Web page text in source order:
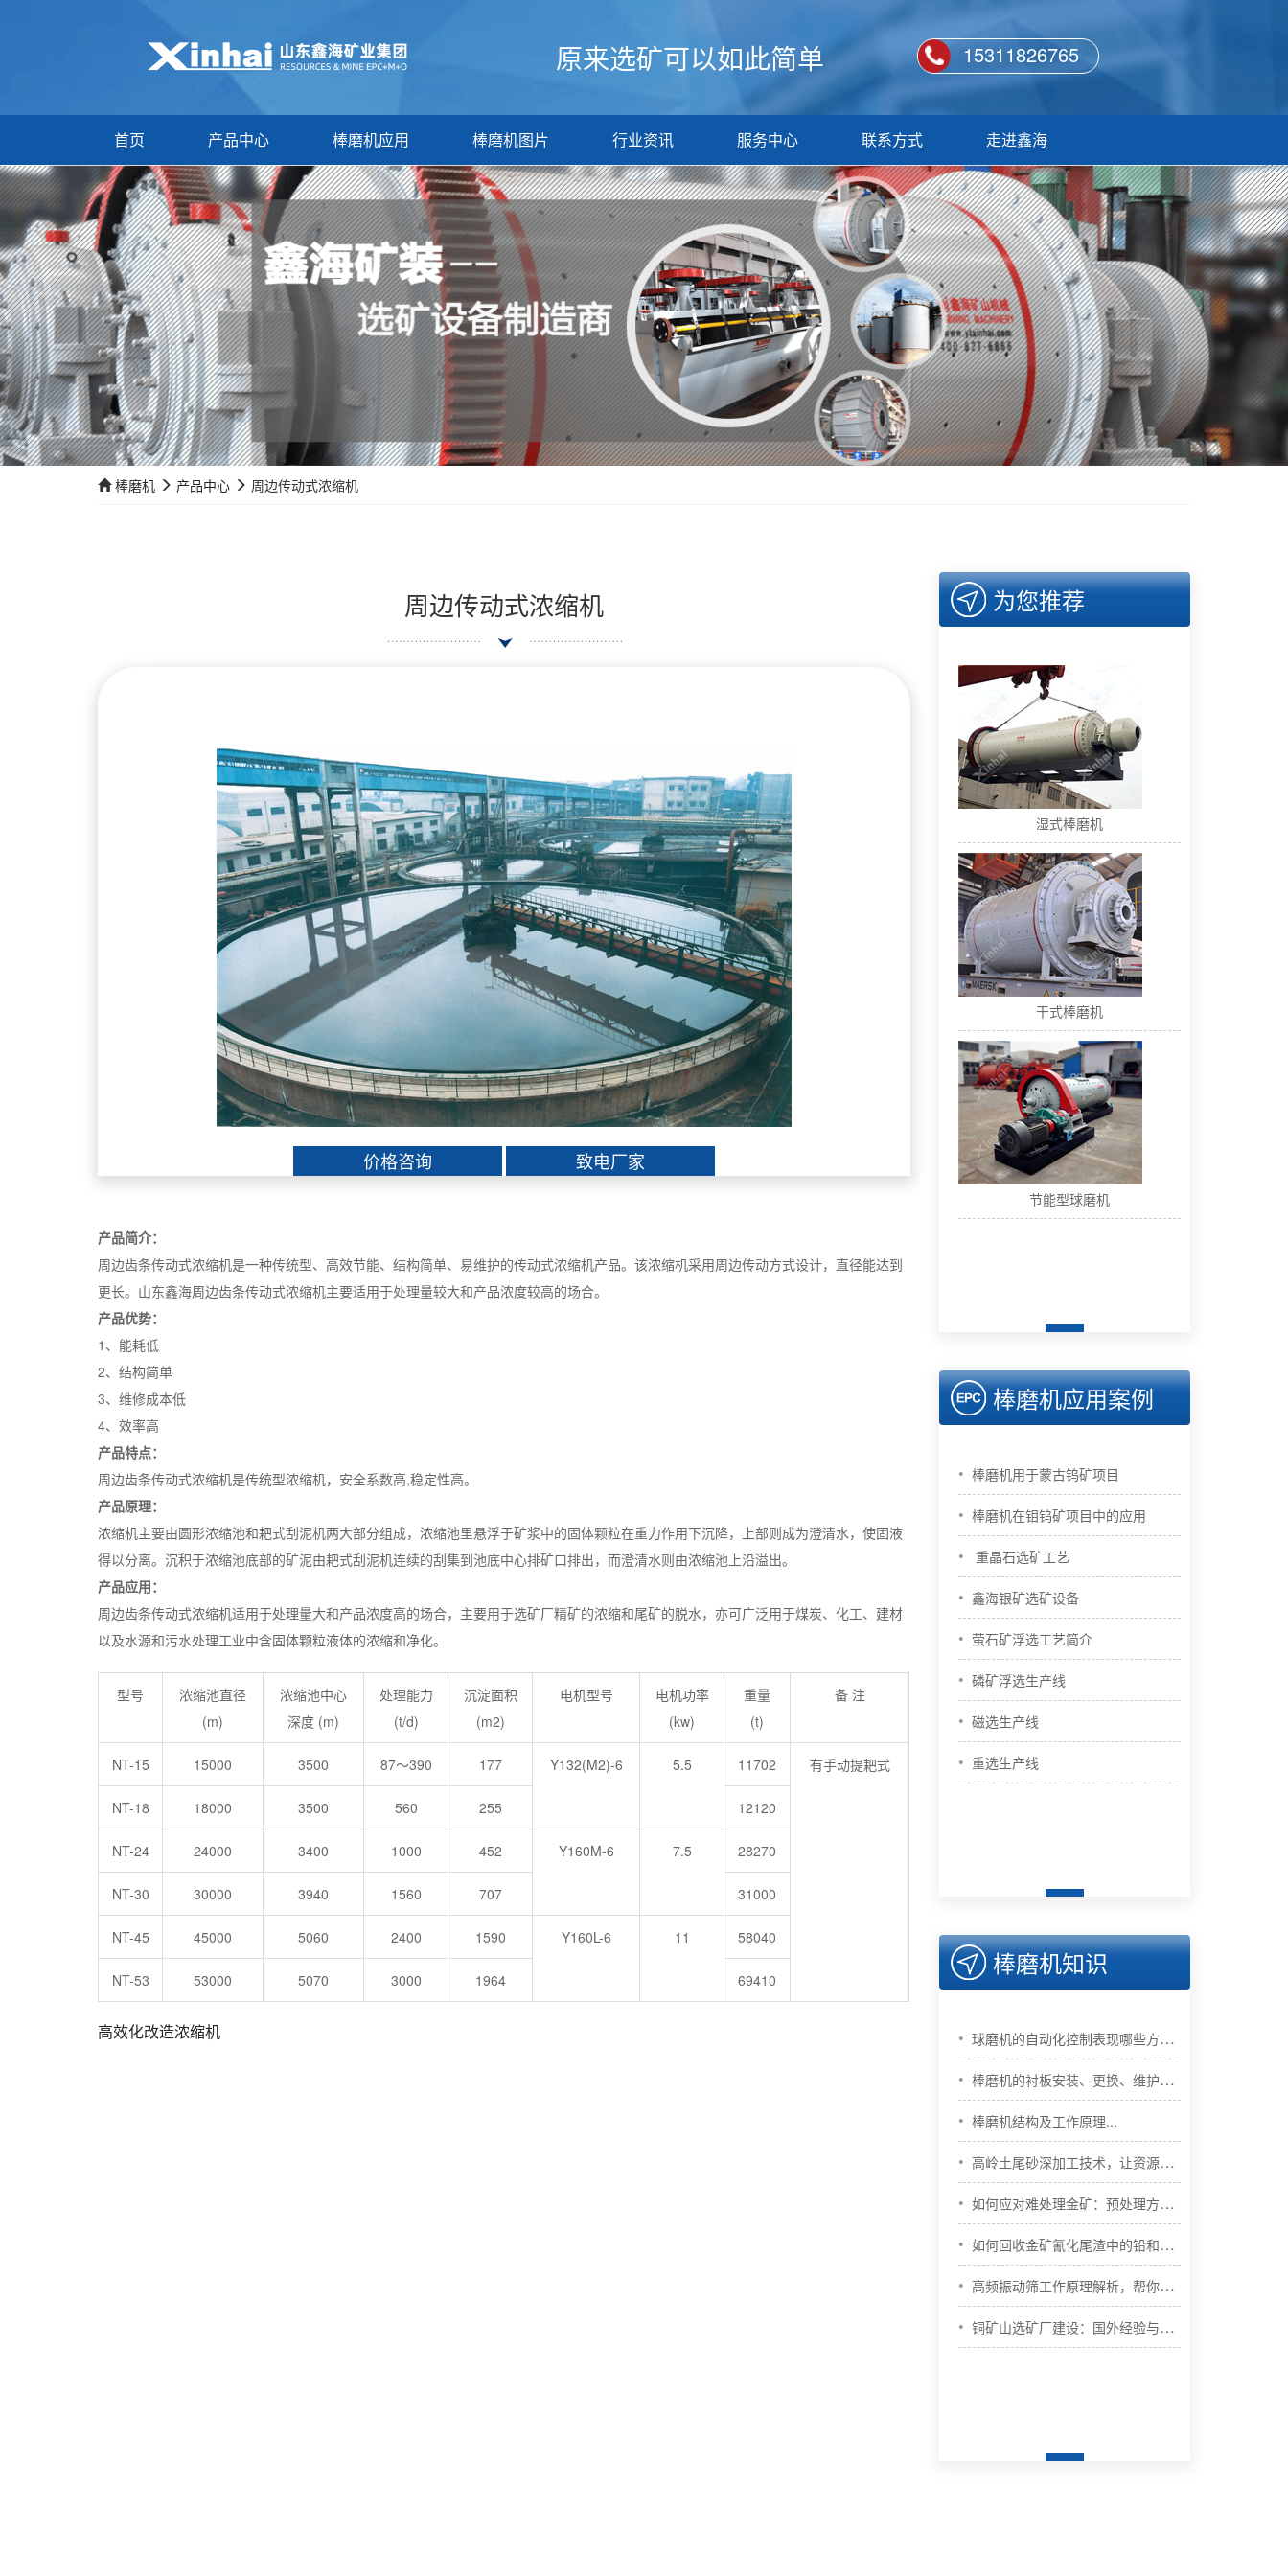
原来选矿可以如此简单 15311826765
首页 产品中心 棒磨机应用 棒磨机图片 行业资讯 服务中心 联系方式 走进鑫海
棒磨机 产品中心 周边传动式浓缩机
周边传动式浓缩机
价格咨询 致电厂家
产品简介：
周边齿条传动式浓缩机是一种传统型、高效节能、结构简单、易维护的传动式浓缩机产品。该浓缩机采用周边传动方式设计，直径能达到
更长。山东鑫海周边齿条传动式浓缩机主要适用于处理量较大和产品浓度较高的场合。
产品优势：
1、能耗低
2、结构简单
3、维修成本低
4、效率高
产品特点：
周边齿条传动式浓缩机是传统型浓缩机，安全系数高,稳定性高。
产品原理：
浓缩机主要由圆形浓缩池和耙式刮泥机两大部分组成，浓缩池里悬浮于矿浆中的固体颗粒在重力作用下沉降，上部则成为澄清水，使固液
得以分离。沉积于浓缩池底部的矿泥由耙式刮泥机连续的刮集到池底中心排矿口排出，而澄清水则由浓缩池上沿溢出。
产品应用：
周边齿条传动式浓缩机适用于处理量大和产品浓度高的场合，主要用于选矿厂精矿的浓缩和尾矿的脱水，亦可广泛用于煤炭、化工、建材
以及水源和污水处理工业中含固体颗粒液体的浓缩和净化。
型号
浓缩池直径
(m)
浓缩池中心
深度 (m)
处理能力
(t/d)
沉淀面积
(m2)
电机型号
电机功率
(kw)
重量
(t)
备 注
NT-15 15000 3500 87～390 177 Y132(M2)-6 5.5 11702 有手动提耙式
NT-18 18000 3500 560 255 12120
NT-24 24000 3400 1000 452 Y160M-6 7.5 28270
NT-30 30000 3940 1560 707 31000
NT-45 45000 5060 2400 1590 Y160L-6 11 58040
NT-53 53000 5070 3000 1964 69410
高效化改造浓缩机
为您推荐
湿式棒磨机
干式棒磨机
节能型球磨机
棒磨机应用案例
• 棒磨机用于蒙古钨矿项目
• 棒磨机在钼钨矿项目中的应用
• 重晶石选矿工艺
• 鑫海银矿选矿设备
• 萤石矿浮选工艺简介
• 磷矿浮选生产线
• 磁选生产线
• 重选生产线
棒磨机知识
• 球磨机的自动化控制表现哪些方面...
• 棒磨机的衬板安装、更换、维护方...
• 棒磨机结构及工作原理...
• 高岭土尾砂深加工技术，让资源化...
• 如何应对难处理金矿：预处理方法...
• 如何回收金矿氰化尾渣中的铅和锌...
• 高频振动筛工作原理解析，帮你了...
• 铜矿山选矿厂建设：国外经验与启...